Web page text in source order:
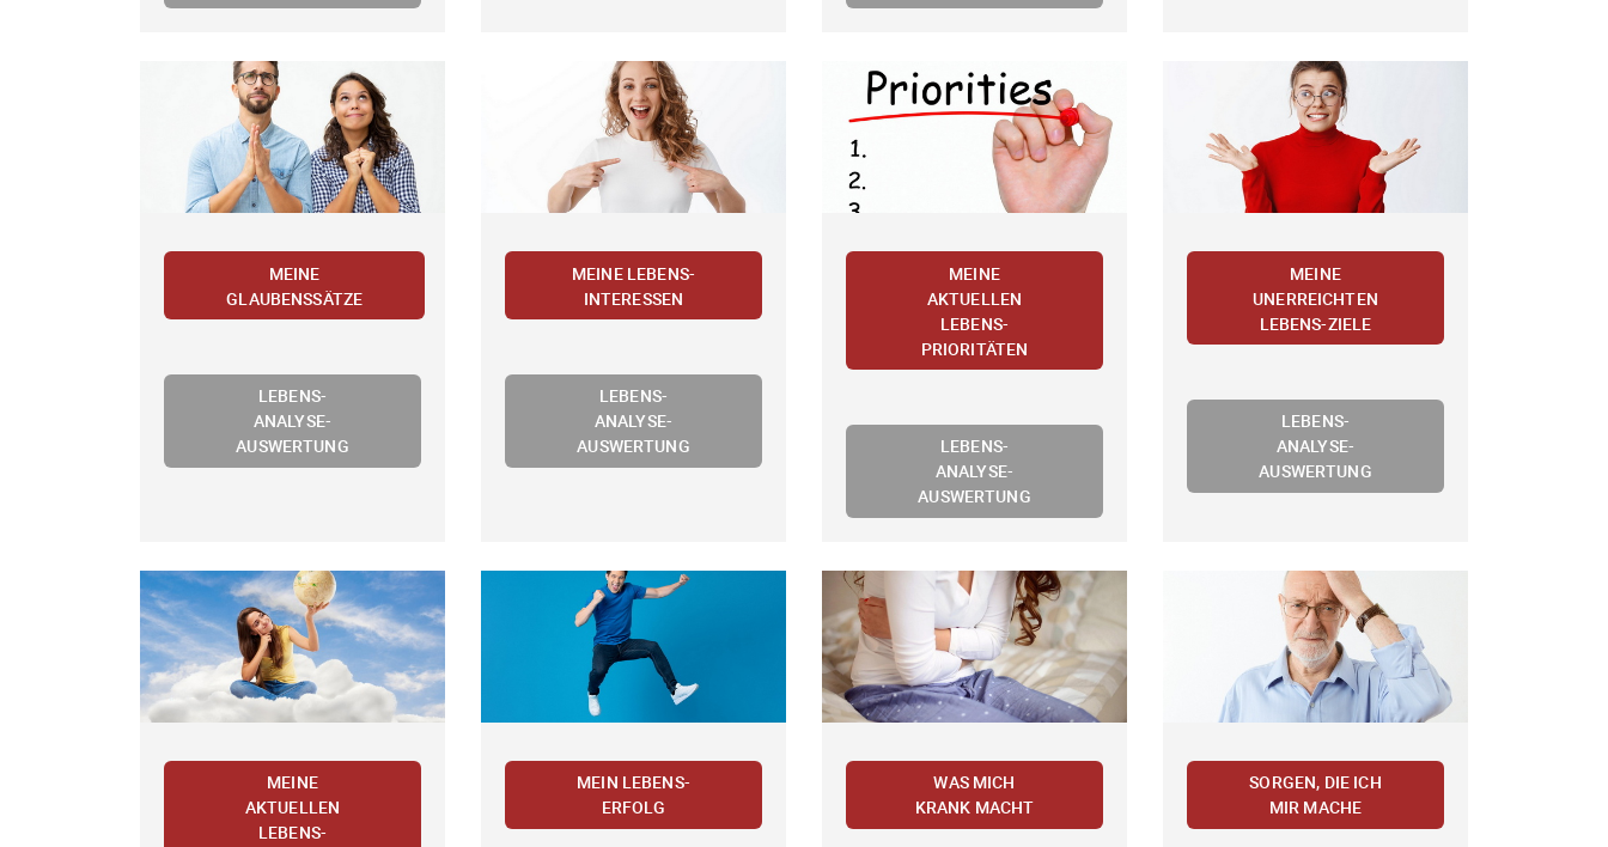
MEINE
GLAUBENSSÄTZE
LEBENS-
ANALYSE-
AUSWERTUNG
MEINE LEBENS-
INTERESSEN
LEBENS-
ANALYSE-
AUSWERTUNG
MEINE
AKTUELLEN
LEBENS-
PRIORITÄTEN
LEBENS-
ANALYSE-
AUSWERTUNG
MEINE
UNERREICHTEN
LEBENS-ZIELE
LEBENS-
ANALYSE-
AUSWERTUNG
MEINE
AKTUELLEN
LEBENS-
MEIN LEBENS-
ERFOLG
WAS MICH
KRANK MACHT
SORGEN, DIE ICH
MIR MACHE